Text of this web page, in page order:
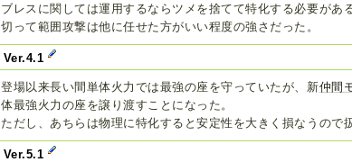
ブレスに関しては運用するならツメを捨てて特化する必要があ
切って範囲攻撃は他に任せた方がいい程度の強さだった。
Ver.4.1
登場以来長い間単体火力では最強の座を守っていたが、新仲間
体最強火力の座を譲り渡すことになった。
ただし、あちらは物理に特化すると安定性を大きく損なうので
Ver.5.1